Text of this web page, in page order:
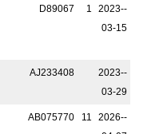
D89067 1
2023-­
03-15
AJ233408
2023-­
03-29
AB075770 11
2026-­